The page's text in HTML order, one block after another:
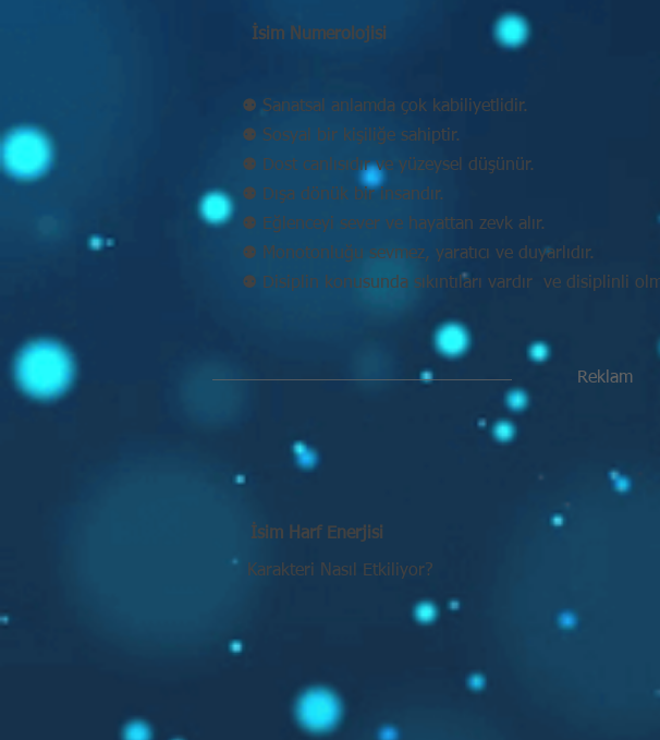
İsim Numerolojisi
⚉ Sanatsal anlamda çok kabiliyetlidir.
⚉ Sosyal bir kişiliğe sahiptir.
⚉ Dost canlısıdır ve yüzeysel düşünür.
⚉ Dışa dönük bir insandır.
⚉ Eğlenceyi sever ve hayattan zevk alır.
⚉ Monotonluğu sevmez, yaratıcı ve duyarlıdır.
⚉ Disiplin konusunda sıkıntıları vardır ve disiplinli
Reklam
İsim Harf Enerjisi
Karakteri Nasıl Etkiliyor?